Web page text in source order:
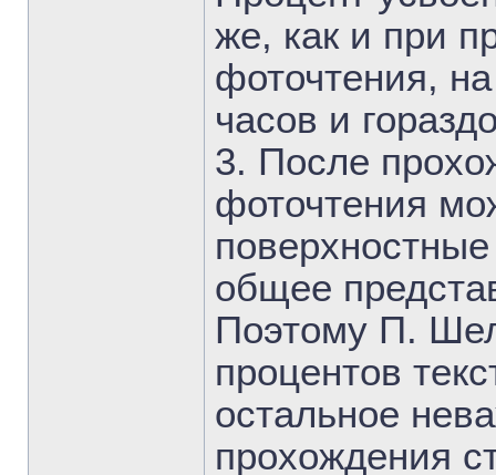
же, как и при
фоточтения,
часов и
3. После
фоточтения
общее
Поэтому П.
процентов
остальное
прохождения